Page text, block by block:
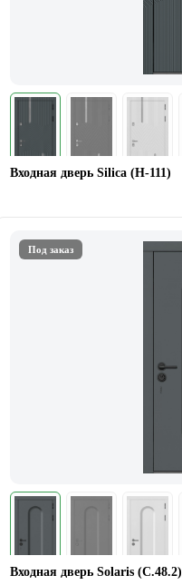
Входная дверь Silica (H-111)
Под заказ
Входная дверь Solaris (С.48.2)